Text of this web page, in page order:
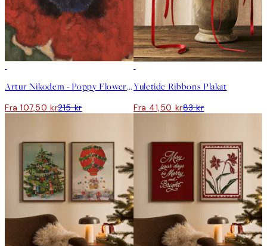
Artur Nikodem - Poppy Flower Plakat
Fra 107,50 kr215 kr
Yuletide Ribbons Plakat
Fra 41,50 kr83 kr